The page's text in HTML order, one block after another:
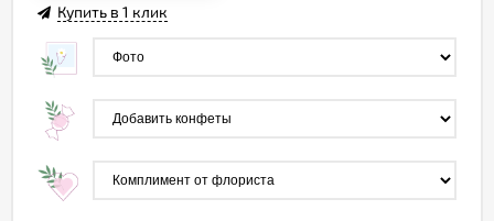
Купить в 1 клик